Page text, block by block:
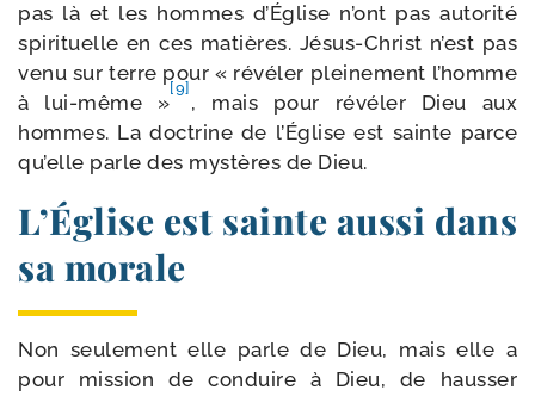
pas là et les hommes d’Église n’ont pas auto­ri­té
spi­ri­tuelle en ces matières. Jésus-​Christ n’est pas
venu sur terre pour « révé­ler plei­ne­ment l’homme
à lui-​même »
[9]
, mais pour révé­ler Dieu aux
hommes. La doc­trine de l’Église est sainte parce
qu’elle parle des mys­tères de Dieu.
L’Église est sainte aussi dans
sa morale
Non seule­ment elle parle de Dieu, mais elle a
pour mis­sion de conduire à Dieu, de haus­ser